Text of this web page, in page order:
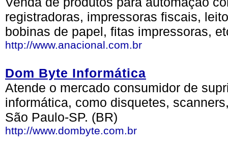
registradoras, impressoras fiscais,
bobinas de papel, fitas impressoras,
http://www.anacional.com.br
Dom Byte Informática
Atende o mercado consumidor de
informática, como disquetes,
São Paulo-SP. (BR)
http://www.dombyte.com.br